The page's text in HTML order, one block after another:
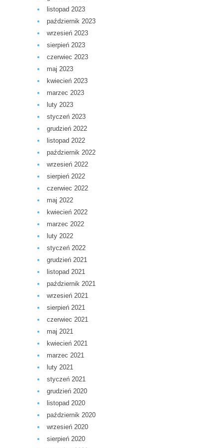
listopad 2023
październik 2023
wrzesień 2023
sierpień 2023
czerwiec 2023
maj 2023
kwiecień 2023
marzec 2023
luty 2023
styczeń 2023
grudzień 2022
listopad 2022
październik 2022
wrzesień 2022
sierpień 2022
czerwiec 2022
maj 2022
kwiecień 2022
marzec 2022
luty 2022
styczeń 2022
grudzień 2021
listopad 2021
październik 2021
wrzesień 2021
sierpień 2021
czerwiec 2021
maj 2021
kwiecień 2021
marzec 2021
luty 2021
styczeń 2021
grudzień 2020
listopad 2020
październik 2020
wrzesień 2020
sierpień 2020